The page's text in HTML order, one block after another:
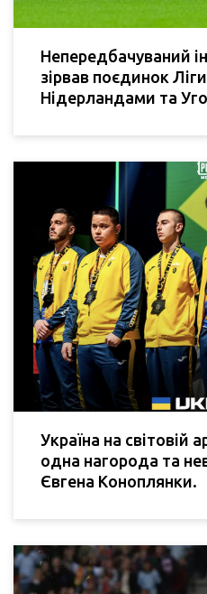
Непередбачуваний
зірвав поєдинок
Нідерландами та
Україна на світовій
одна нагорода та
Євгена Коноплянки.